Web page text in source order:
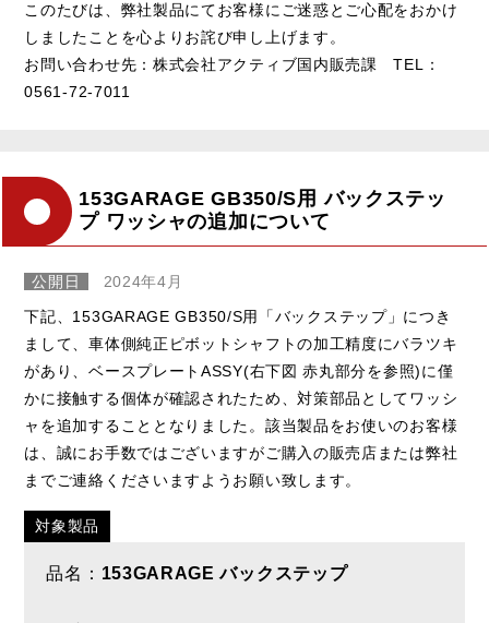
このたびは、弊社製品にてお客様にご迷惑とご心配をおかけ
しましたことを心よりお詫び申し上げます。
お問い合わせ先：株式会社アクティブ国内販売課 TEL：
0561-72-7011
153GARAGE GB350/S用 バックステッ
プ ワッシャの追加について
公開日
2024年4月
下記、153GARAGE GB350/S用「バックステップ」につき
まして、車体側純正ピボットシャフトの加工精度にバラツキ
があり、ベースプレートASSY(右下図 赤丸部分を参照)に僅
かに接触する個体が確認されたため、対策部品としてワッシ
ャを追加することとなりました。該当製品をお使いのお客様
は、誠にお手数ではございますがご購入の販売店または弊社
までご連絡くださいますようお願い致します。
対象製品
品名： 153GARAGE バックステップ